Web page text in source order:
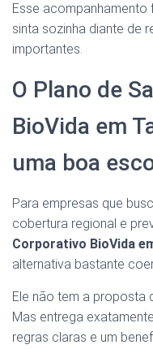
Esse
sinta sozinha diante de
importantes.
O Plano de
BioVida em
uma boa
Para empresas que
cobertura regional e
Corporativo BioVida
alternativa bastante
Ele não tem a proposta
Mas entrega
regras claras e um